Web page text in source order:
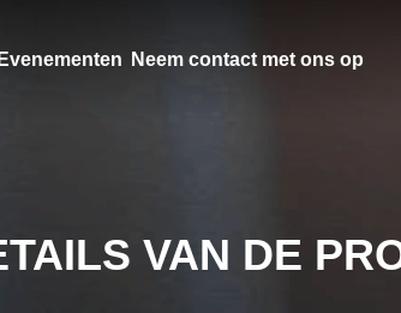
Neem contact met ons op
VAN DE